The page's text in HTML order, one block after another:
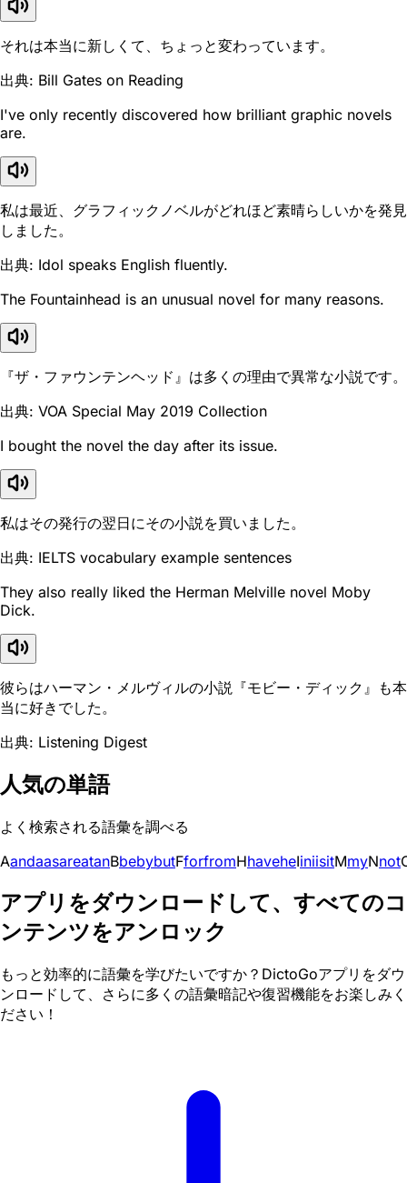
それは本当に新しくて、ちょっと変わっています。
出典: Bill Gates on Reading
I've only recently discovered how brilliant graphic novels
are.
私は最近、グラフィックノベルがどれほど素晴らしいかを発見
しました。
出典: Idol speaks English fluently.
The Fountainhead is an unusual novel for many reasons.
『ザ・ファウンテンヘッド』は多くの理由で異常な小説です。
出典: VOA Special May 2019 Collection
I bought the novel the day after its issue.
私はその発行の翌日にその小説を買いました。
出典: IELTS vocabulary example sentences
They also really liked the Herman Melville novel Moby
Dick.
彼らはハーマン・メルヴィルの小説『モビー・ディック』も本
当に好きでした。
出典: Listening Digest
人気の単語
よく検索される語彙を調べる
AandaasareatanBbebybutFforfromHhaveheIiniisitMmyNnot
アプリをダウンロードして、すべてのコ
ンテンツをアンロック
もっと効率的に語彙を学びたいですか？DictoGoアプリをダウ
ンロードして、さらに多くの語彙暗記や復習機能をお楽しみく
ださい！